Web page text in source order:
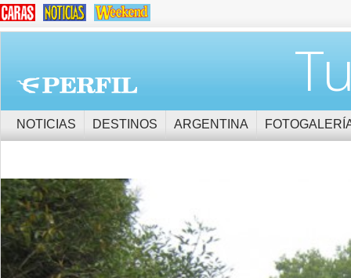
NOTICIAS DESTINOS ARGENTINA